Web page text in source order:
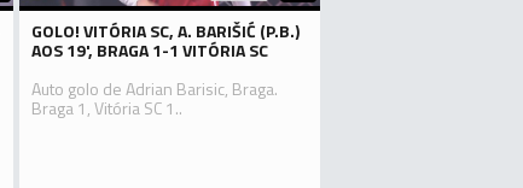
GOLO! VITÓRIA SC, A. BARIŠIĆ (P.B.)
AOS 19', BRAGA 1-1 VITÓRIA SC
Auto golo de Adrian Barisic, Braga.
Braga 1, Vitória SC 1..